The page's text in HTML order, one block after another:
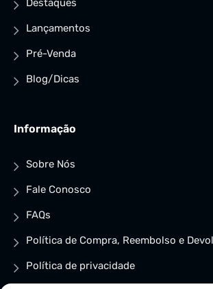
Destaques
Lançamentos
Pré-Venda
Blog/Dicas
Informação
Sobre Nós
Fale Conosco
FAQs
Política de Compra, Reembolso e
Política de privacidade